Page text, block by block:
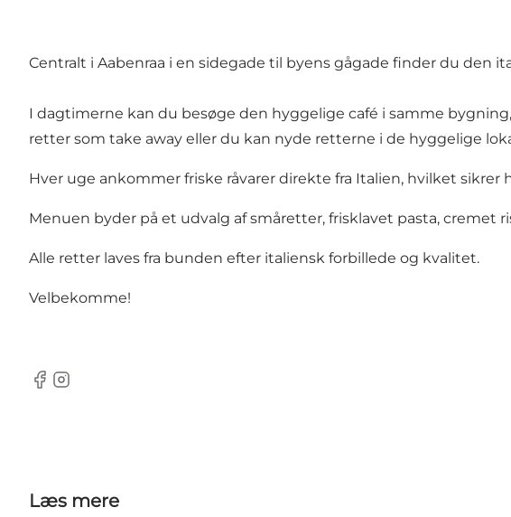
Centralt i Aabenraa i en sidegade til byens gågade finder du den
I dagtimerne kan du besøge den hyggelige café i samme bygning,
retter som take away eller du kan nyde retterne i de hyggelige
Hver uge ankommer friske råvarer direkte fra Italien, hvilket
Menuen byder på et udvalg af småretter, frisklavet pasta, cremet
Alle retter laves fra bunden efter italiensk forbillede og kvalitet.
Velbekomme!
Facebook
Instagram
Læs mere